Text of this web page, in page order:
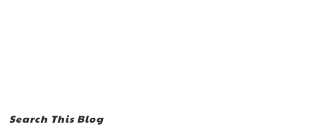
Search This Blog